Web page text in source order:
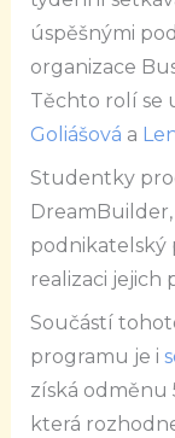
úspěšnými
organizace
Těchto rolí se
Goliášová a
Studentky
podnikatelský
realizaci jejich
Součástí
programu je i
získá odměnu
která